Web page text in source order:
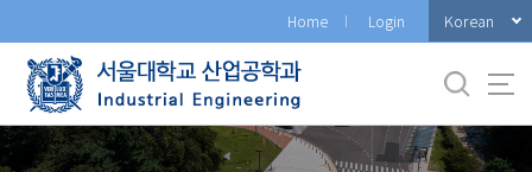
로
메
뉴
Home Login Korean